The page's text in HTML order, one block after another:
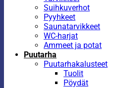
Suihkuverhot
Pyyhkeet
Saunatarvikkeet
WC-harjat
Ammeet ja potat
Puutarha
Puutarhakalusteet
Tuolit
Pöydät